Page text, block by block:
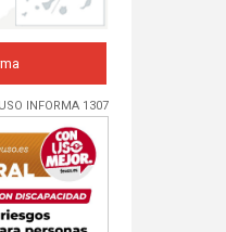
INFORMA 1307